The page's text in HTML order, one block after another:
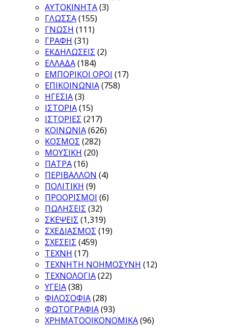
ΑΥΤΟΚΙΝΗΤΑ(3)
ΓΛΩΣΣΑ(155)
ΓΝΩΣΗ (111)
ΓΡΑΦΗ (31)
ΕΚΔΗΛΩΣΕΙΣ (2)
ΕΛΛΑΔΑ(184)
ΕΜΠΟΡΙΚΟΙ ΟΡΟΙ (17)
ΕΠΙΚΟΙΝΩΝΙΑ(758)
ΗΓΕΣΙΑ(3)
ΙΣΤΟΡΙΑ(15)
ΙΣΤΟΡΙΕΣ (217)
ΚΟΙΝΩΝΙΑ(626)
ΚΟΣΜΟΣ (282)
ΜΟΥΣΙΚΗ (20)
ΠΑΤΡΑ(16)
ΠΕΡΙΒΑΛΛΟΝ (4)
ΠΟΛΙΤΙΚΗ (9)
ΠΡΟΟΡΙΣΜΟΙ (6)
ΠΩΛΗΣΕΙΣ (32)
ΣΚΕΨΕΙΣ (1,319)
ΣΧΕΔΙΑΣΜΟΣ (19)
ΣΧΕΣΕΙΣ (459)
ΤΕΧΝΗ (17)
ΤΕΧΝΗΤΗ ΝΟΗΜΟΣΥΝΗ (12)
ΤΕΧΝΟΛΟΓΙΑ(22)
ΥΓΕΙΑ(38)
ΦΙΛΟΣΟΦΙΑ(28)
ΦΩΤΟΓΡΑΦΙΑ(93)
ΧΡΗΜΑΤΟΟΙΚΟΝΟΜΙΚΑ(96)